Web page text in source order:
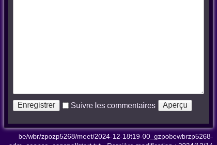
Suivre les commentaires
be/wbr/zpozp5268/meet/2024-12-18t19-00_gzpobewbrzp5268-